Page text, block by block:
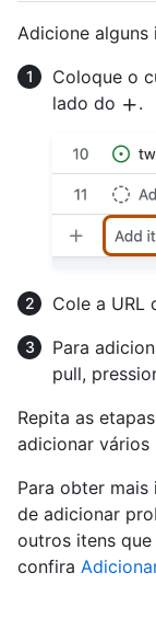
Adicione
Coloque o
lado do
.
Cole a URL
Para
pull,
Repita as
adicionar
Para obter
de adicionar
outros itens
confira